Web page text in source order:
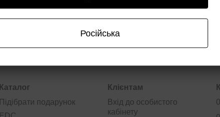
Каталог
Підібрати подарунок
Клієнтам
Вхід до особистого
кабінету
Російська